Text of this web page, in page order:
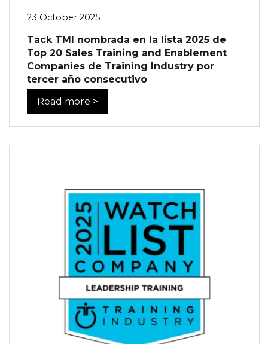
23 October 2025
Tack TMI nombrada en la lista 2025 de
Top 20 Sales Training and Enablement
Companies de Training Industry por
tercer año consecutivo
Read more >